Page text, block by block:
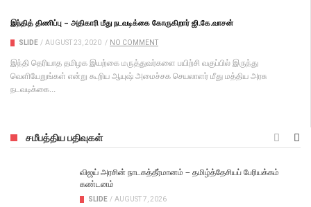
இந்தித் திணிப்பு – அதிகாரி மீது நடவடிக்கை கோருகிறார் ஜி.கே.வாசன்
SLIDE / AUGUST 23, 2020 / NO COMMENT
இந்தி தெரியாத தமிழக இயற்கை மருத்துவர்களை பயிற்சி வகுப்பில் இருந்து
வெளியேறுங்கள் என்று கூறிய ஆயுஷ் அமைச்சக செயலாளர் மீது மத்திய அரசு
நடவடிக்கை...
சமீபத்திய பதிவுகள்
விஜய் அரசின் நாடகத்தீர்மானம் – தமிழ்த்தேசியப் பேரியக்கம்
கண்டனம்
SLIDE / AUGUST 7, 2026